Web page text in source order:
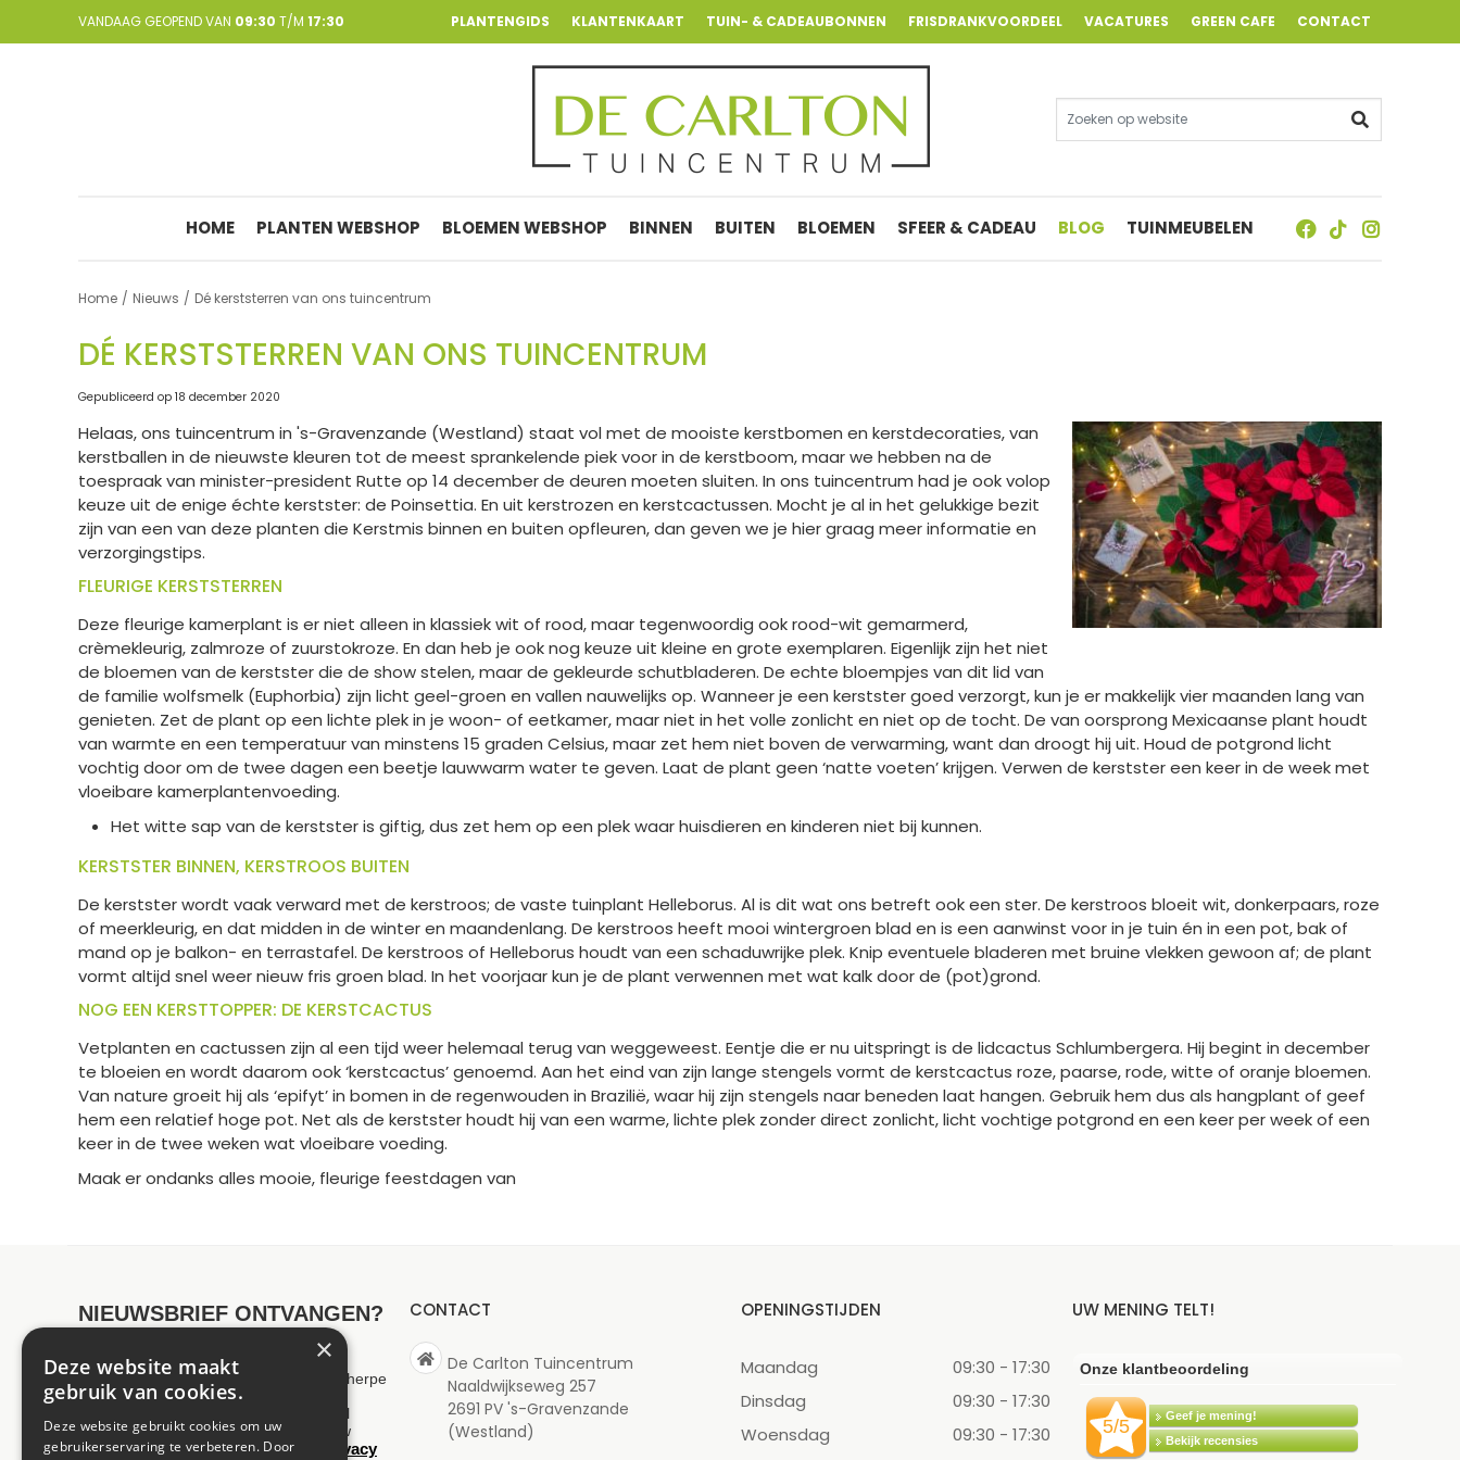
Home Nieuws Dé kerststerren van ons tuincentrum
VANDAAG GEOPEND VAN 09:30 T/M 17:30 PLANTENGIDS KLANTENKAART TUIN- & CADEAUBONNEN FRISDRANKVOORDEEL VACATURES GREEN CAFE CONTACT
HOME PLANTEN WEBSHOP BLOEMEN WEBSHOP BINNEN BUITEN BLOEMEN SFEER & CADEAU BLOG TUINMEUBELEN
DÉ KERSTSTERREN VAN ONS TUINCENTRUM
Gepubliceerd op 18 december 2020
Helaas, ons tuincentrum in 's-Gravenzande (Westland) staat vol met de mooiste kerstbomen en kerstdecoraties, van
kerstballen in de nieuwste kleuren tot de meest sprankelende piek voor in de kerstboom, maar we hebben na de
toespraak van minister-president Rutte op 14 december de deuren moeten sluiten. In ons tuincentrum had je ook volop
keuze uit de enige échte kerstster: de Poinsettia. En uit kerstrozen en kerstcactussen. Mocht je al in het gelukkige bezit
zijn van een van deze planten die Kerstmis binnen en buiten opfleuren, dan geven we je hier graag meer informatie en
verzorgingstips.
FLEURIGE KERSTSTERREN
Deze fleurige kamerplant is er niet alleen in klassiek wit of rood, maar tegenwoordig ook rood-wit gemarmerd,
crèmekleurig, zalmroze of zuurstokroze. En dan heb je ook nog keuze uit kleine en grote exemplaren. Eigenlijk zijn het niet
de bloemen van de kerstster die de show stelen, maar de gekleurde schutbladeren. De echte bloempjes van dit lid van
de familie wolfsmelk (Euphorbia) zijn licht geel-groen en vallen nauwelijks op. Wanneer je een kerstster goed verzorgt, kun je er makkelijk vier maanden lang van
genieten. Zet de plant op een lichte plek in je woon- of eetkamer, maar niet in het volle zonlicht en niet op de tocht. De van oorsprong Mexicaanse plant houdt
van warmte en een temperatuur van minstens 15 graden Celsius, maar zet hem niet boven de verwarming, want dan droogt hij uit. Houd de potgrond licht
vochtig door om de twee dagen een beetje lauwwarm water te geven. Laat de plant geen ‘natte voeten’ krijgen. Verwen de kerstster een keer in de week met
vloeibare kamerplantenvoeding.
Het witte sap van de kerstster is giftig, dus zet hem op een plek waar huisdieren en kinderen niet bij kunnen.
KERSTSTER BINNEN, KERSTROOS BUITEN
De kerstster wordt vaak verward met de kerstroos; de vaste tuinplant Helleborus. Al is dit wat ons betreft ook een ster. De kerstroos bloeit wit, donkerpaars, roze
of meerkleurig, en dat midden in de winter en maandenlang. De kerstroos heeft mooi wintergroen blad en is een aanwinst voor in je tuin én in een pot, bak of
mand op je balkon- en terrastafel. De kerstroos of Helleborus houdt van een schaduwrijke plek. Knip eventuele bladeren met bruine vlekken gewoon af; de plant
vormt altijd snel weer nieuw fris groen blad. In het voorjaar kun je de plant verwennen met wat kalk door de (pot)grond.
NOG EEN KERSTTOPPER: DE KERSTCACTUS
Vetplanten en cactussen zijn al een tijd weer helemaal terug van weggeweest. Eentje die er nu uitspringt is de lidcactus Schlumbergera. Hij begint in december
te bloeien en wordt daarom ook ‘kerstcactus’ genoemd. Aan het eind van zijn lange stengels vormt de kerstcactus roze, paarse, rode, witte of oranje bloemen.
Van nature groeit hij als ‘epifyt’ in bomen in de regenwouden in Brazilië, waar hij zijn stengels naar beneden laat hangen. Gebruik hem dus als hangplant of geef
hem een relatief hoge pot. Net als de kerstster houdt hij van een warme, lichte plek zonder direct zonlicht, licht vochtige potgrond en een keer per week of een
keer in de twee weken wat vloeibare voeding.
Maak er ondanks alles mooie, fleurige feestdagen van
NIEUWSBRIEF ONTVANGEN?
Wilt u op de hoogte blijven van onze scherpe
aanbiedingen en maximaal 1 keer per
maand een nieuwsbrief ontvangen? Vul
hieronder uw gegevens in. Wij slaan uw
gegevens secuur op conform onze
privacy
CONTACT
De Carlton Tuincentrum
Naaldwijkseweg 257
2691 PV 's-Gravenzande
(Westland)
OPENINGSTIJDEN
Maandag
09:30 - 17:30
Dinsdag
09:30 - 17:30
Woensdag
09:30 - 17:30
UW MENING TELT!
×
Deze website maakt
gebruik van cookies.
Deze website gebruikt cookies om uw
gebruikerservaring te verbeteren. Door